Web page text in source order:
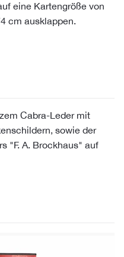
eine Kartengröße von
cm ausklappen.
Cabra-Leder mit
sowie der
"F. A. Brockhaus" auf